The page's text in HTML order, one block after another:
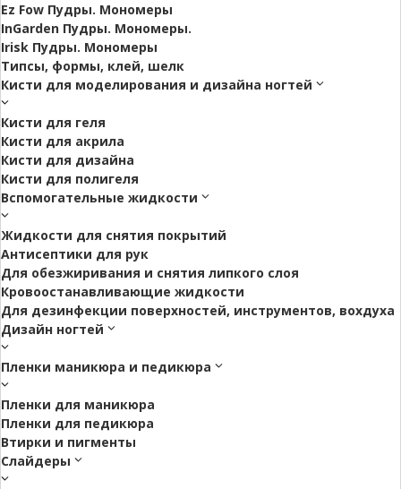
Ez Fow Пудры. Мономеры
InGarden Пудры. Мономеры.
Irisk Пудры. Мономеры
Типсы, формы, клей, шелк
Кисти для моделирования и дизайна ногтей
Кисти для геля
Кисти для акрила
Кисти для дизайна
Кисти для полигеля
Вспомогательные жидкости
Жидкости для снятия покрытий
Антисептики для рук
Для обезжиривания и снятия липкого слоя
Кровоостанавливающие жидкости
Для дезинфекции поверхностей, инструментов, вохдуха
Дизайн ногтей
Пленки маникюра и педикюра
Пленки для маникюра
Пленки для педикюра
Втирки и пигменты
Слайдеры